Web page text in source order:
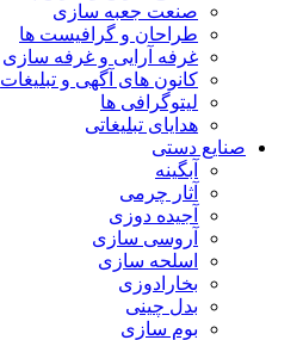
صنعت جعبه سازی
طراحان و گرافیست ها
غرفه آرایی و غرفه سازی
کانون های آگهی و تبلیغات
لیتوگرافی ها
هدایای تبلیغاتی
صنایع دستی
آبگینه
آثار چرمی
آجیده دوزی
آروسی سازی
اسلحه سازی
بخارادوزی
بدل چینی
بوم سازی